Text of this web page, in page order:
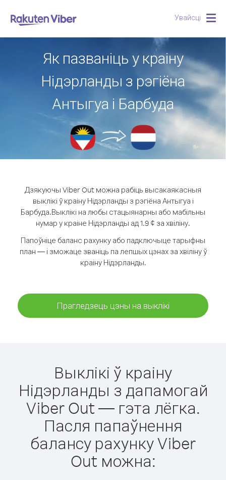
Увайсці
Як пазваніць у краіну
Нідэрланды з рэгіёна
Антыгуа і Барбуда
Дзякуючы Viber Out можна рабіць высакаякасныя
выклікі ў краіну Нідэрланды з рэгіёна Антыгуа і
Барбуда.Выклікі на любы стацыянарны або мабільны
нумар у краіне Нідэрланды ад 1.9 ¢ за хвіліну.
Папоўніце баланс рахунку або падключыце тарыфны
план — і зможаце званіць па лепшых цэнах за хвіліну ў
краіну Нідэрланды.
Прагледзець цэны на выклікі
Выклікі ў краіну
Нідэрланды з дапамогай
Viber Out — гэта лёгка.
Пасля папаўнення
балансу рахунку Viber
Out можна: